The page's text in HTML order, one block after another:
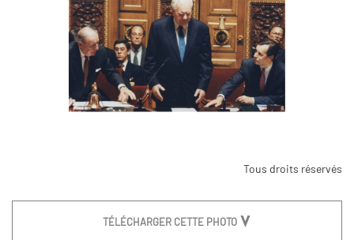
Tous droits réservés
TÉLÉCHARGER CETTE PHOTO